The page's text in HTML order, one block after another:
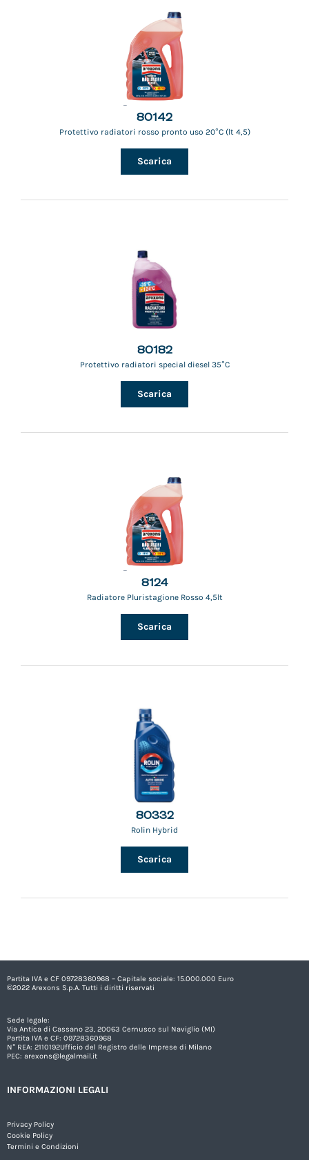
80142
Protettivo radiatori rosso pronto uso 20°C (lt 4,5)
Scarica
80182
Protettivo radiatori special diesel 35°C
Scarica
8124
Radiatore Pluristagione Rosso 4,5lt
Scarica
80332
Rolin Hybrid
Scarica
Partita IVA e CF 09728360968 – Capitale sociale: 15.000.000 Euro
©2022 Arexons S.p.A. Tutti i diritti riservati
Sede legale:
Via Antica di Cassano 23, 20063 Cernusco sul Naviglio (MI)
Partita IVA e CF: 09728360968
N° REA: 2110192Ufficio del Registro delle Imprese di Milano
PEC: arexons@legalmail.it
INFORMAZIONI LEGALI
Privacy Policy
Cookie Policy
Termini e Condizioni